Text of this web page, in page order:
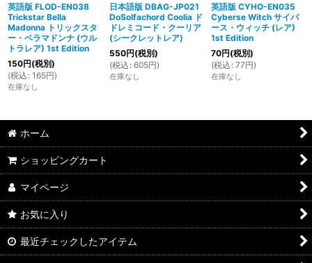
英語版 FLOD-EN038
Trickstar Bella
Madonna トリックスタ
ー・ベラマドンナ (ウル
トラレア) 1st Edition
150円(税別)
(税込 : 165円)
在庫なし
日本語版 DBAG-JP021
DoSolfachord Coolia ド
ドレミコード・クーリア
(シークレットレア)
550円(税別)
(税込 : 605円)
在庫なし
英語版 CYHO-EN035
Cyberse Witch サイバ
ース・ウィッチ (レア)
1st Edition
70円(税別)
(税込 : 77円)
在庫なし
ホーム
ショッピングカート
マイページ
お気に入り
最近チェックしたアイテム